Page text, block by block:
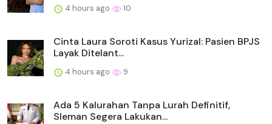
4 hours ago 10
Cinta Laura Soroti Kasus Yurizal: Pasien BPJS
Layak Ditelant...
4 hours ago 9
Ada 5 Kalurahan Tanpa Lurah Definitif,
Sleman Segera Lakukan...